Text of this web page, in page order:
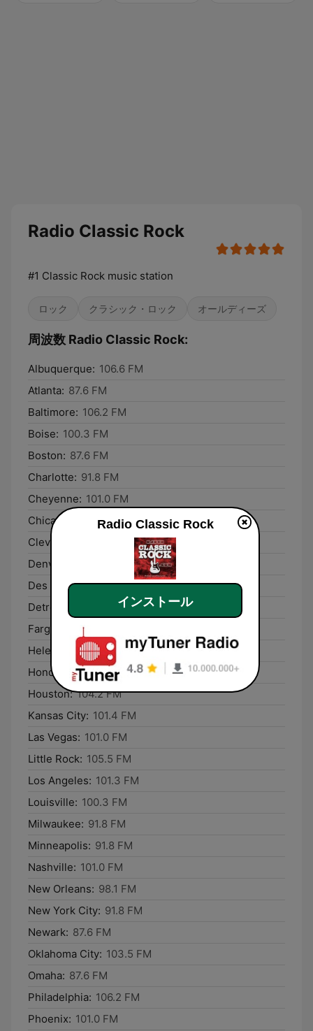
Radio Classic Rock
#1 Classic Rock music station
ロック クラシック・ロック オールディーズ
周波数 Radio Classic Rock:
Albuquerque: 106.6 FM
Atlanta: 87.6 FM
Baltimore: 106.2 FM
Boise: 100.3 FM
Boston: 87.6 FM
Charlotte: 91.8 FM
Cheyenne: 101.0 FM
Chicago:
87.6 FM
Cleveland:
Denver:
Des Moines: 87.6 FM
Detroit:
Fargo:
91.8 FM
Helena:
101.8 FM
Honolulu: 93.1 FM
Houston: 104.2 FM
Kansas City: 101.4 FM
Las Vegas: 101.0 FM
Little Rock: 105.5 FM
Los Angeles: 101.3 FM
Louisville: 100.3 FM
Milwaukee: 91.8 FM
Minneapolis: 91.8 FM
Nashville: 101.0 FM
New Orleans: 98.1 FM
New York City: 91.8 FM
Newark: 87.6 FM
Oklahoma City: 103.5 FM
Omaha: 87.6 FM
Philadelphia: 106.2 FM
Phoenix: 101.0 FM
Radio Classic Rock
インストール